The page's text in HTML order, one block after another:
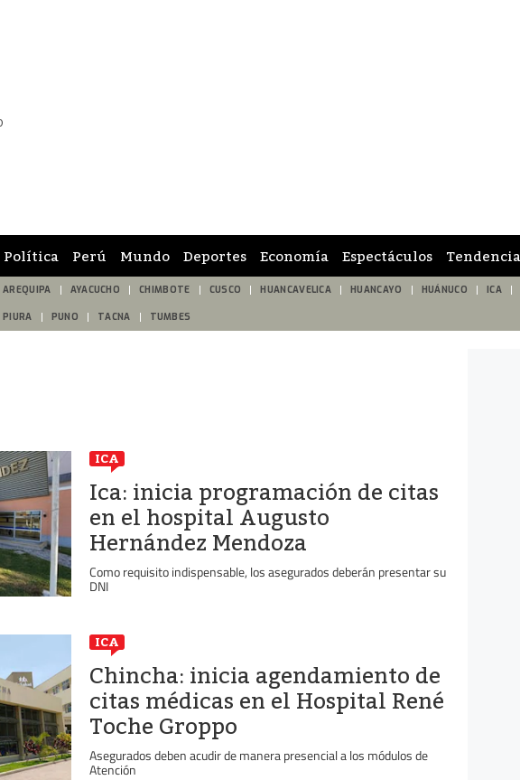
Política Perú Mundo Deportes Economía Espectáculos Tendencia
AREQUIPA AYACUCHO CHIMBOTE CUSCO HUANCAVELICA HUANCAYO HUÁNUCO ICA
PIURA PUNO TACNA TUMBES
ICA
Ica: inicia programación de citas
en el hospital Augusto
Hernández Mendoza
Como requisito indispensable, los asegurados deberán presentar su
DNI
ICA
Chincha: inicia agendamiento de
citas médicas en el Hospital René
Toche Groppo
Asegurados deben acudir de manera presencial a los módulos de
Atención